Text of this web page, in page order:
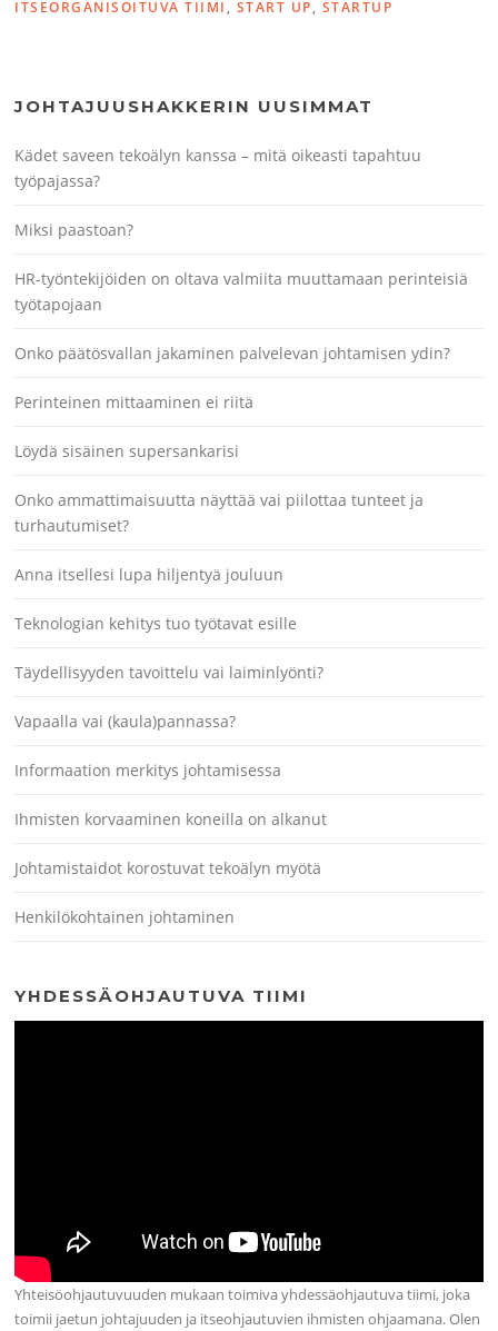
ITSEORGANISOITUVA TIIMI , START UP, STARTUP
JOHTAJUUSHAKKERIN UUSIMMAT
Kädet saveen tekoälyn kanssa – mitä oikeasti tapahtuu
työpajassa?
Miksi paastoan?
HR-työntekijöiden on oltava valmiita muuttamaan perinteisiä
työtapojaan
Onko päätösvallan jakaminen palvelevan johtamisen ydin?
Perinteinen mittaaminen ei riitä
Löydä sisäinen supersankarisi
Onko ammattimaisuutta näyttää vai piilottaa tunteet ja
turhautumiset?
Anna itsellesi lupa hiljentyä jouluun
Teknologian kehitys tuo työtavat esille
Täydellisyyden tavoittelu vai laiminlyönti?
Vapaalla vai (kaula)pannassa?
Informaation merkitys johtamisessa
Ihmisten korvaaminen koneilla on alkanut
Johtamistaidot korostuvat tekoälyn myötä
Henkilökohtainen johtaminen
YHDESSÄOHJAUTUVA TIIMI
Yhteisöohjautuvuuden mukaan toimiva yhdessäohjautuva tiimi, joka
toimii jaetun johtajuuden ja itseohjautuvien ihmisten ohjaamana. Olen